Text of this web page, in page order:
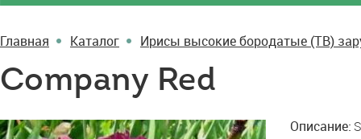
Главная Каталог Ирисы высокие бородатые (TB)
Company Red
Company
Описание: